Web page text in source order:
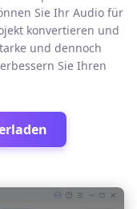
Sie Ihr Audio für
konvertieren und
und dennoch
Sie Ihren